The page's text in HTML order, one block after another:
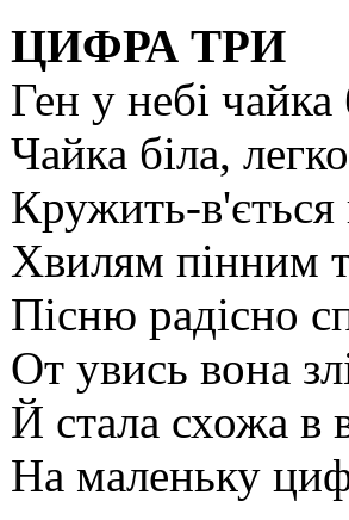
ЦИФРА ТРИ
Ген у небі чайка
Чайка біла,
Кружить-в'ється
Хвилям пінним
Пісню радісно
От увись вона
Й стала схожа в
На маленьку